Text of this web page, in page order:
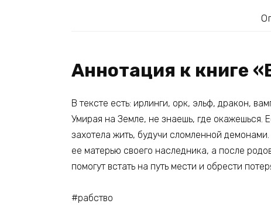
Аннотация к книге
В тексте есть: ирлинги, орк, эльф, дракон,
Умирая на Земле, не знаешь, где окажешься.
захотела жить, будучи сломленной
ее матерью своего наследника, а после
помогут встать на путь мести и обрести
#рабство